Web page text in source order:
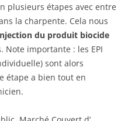
plusieurs étapes avec entre
la charpente. Cela nous
du produit biocide
Note importante : les EPI
sont alors
étape a bien tout en